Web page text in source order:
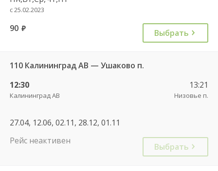
с 25.02.2023
90 руб. Выбрать
110 Калининград АВ — Ушаково п.
12:30
Калининград АВ
13:21
Низовье п.
27.04, 12.06, 02.11, 28.12, 01.11
Рейс неактивен
Выбрать